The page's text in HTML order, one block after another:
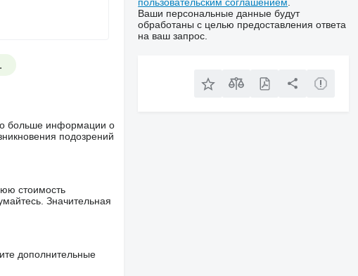
больше информации о
подозрений
стоимость
Значительная
дополнительные
Ваши персональные данные будут
обработаны с целью предоставления ответа
на ваш запрос.